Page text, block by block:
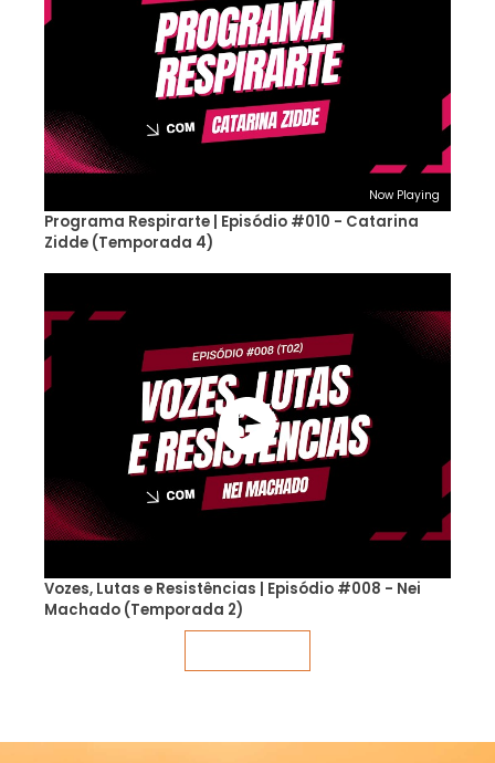
Now Playing
Programa Respirarte | Episódio #010 - Catarina
Zidde (Temporada 4)
Vozes, Lutas e Resistências | Episódio #008 - Nei
Machado (Temporada 2)